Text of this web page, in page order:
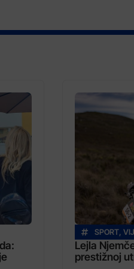
SPORT,
Lejla
prestižnoj